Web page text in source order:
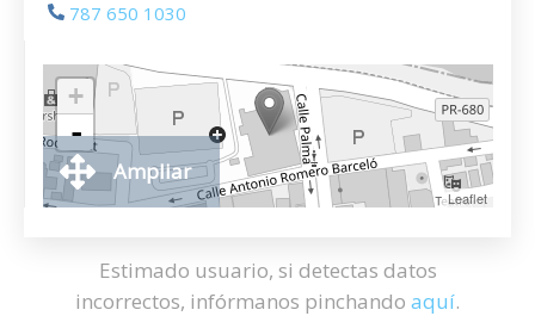
787 650 1030
+
-
Leaflet
Ampliar
Estimado usuario, si detectas datos
incorrectos, infórmanos pinchando aquí.